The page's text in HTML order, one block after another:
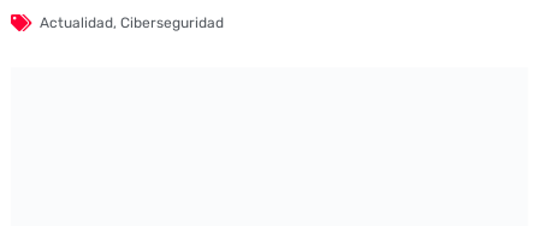
Actualidad, Ciberseguridad